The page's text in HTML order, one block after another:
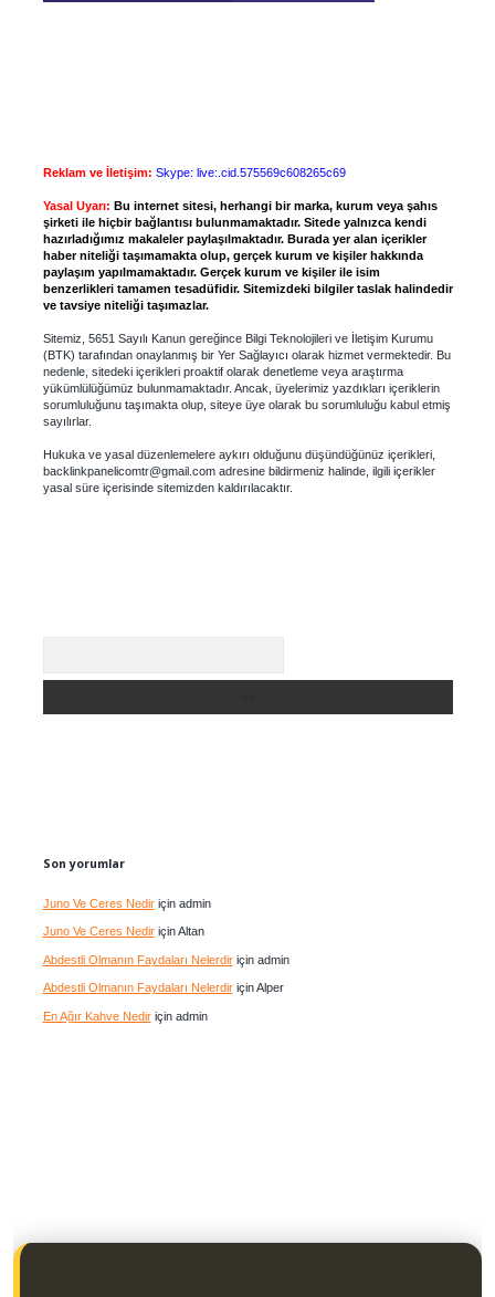
Reklam ve İletişim: Skype: live:.cid.575569c608265c69
Yasal Uyarı: Bu internet sitesi, herhangi bir marka, kurum veya şahıs
şirketi ile hiçbir bağlantısı bulunmamaktadır. Sitede yalnızca kendi
hazırladığımız makaleler paylaşılmaktadır. Burada yer alan içerikler
haber niteliği taşımamakta olup, gerçek kurum ve kişiler hakkında
paylaşım yapılmamaktadır. Gerçek kurum ve kişiler ile isim
benzerlikleri tamamen tesadüfidir. Sitemizdeki bilgiler taslak halindedir
ve tavsiye niteliği taşımazlar.
Sitemiz, 5651 Sayılı Kanun gereğince Bilgi Teknolojileri ve İletişim Kurumu
(BTK) tarafından onaylanmış bir Yer Sağlayıcı olarak hizmet vermektedir. Bu
nedenle, sitedeki içerikleri proaktif olarak denetleme veya araştırma
yükümlülüğümüz bulunmamaktadır. Ancak, üyelerimiz yazdıkları içeriklerin
sorumluluğunu taşımakta olup, siteye üye olarak bu sorumluluğu kabul etmiş
sayılırlar.
Hukuka ve yasal düzenlemelere aykırı olduğunu düşündüğünüz içerikleri,
backlinkpanelicomtr@gmail.comadresine bildirmeniz halinde, ilgili içerikler
yasal süre içerisinde sitemizden kaldırılacaktır.
Son yorumlar
Juno Ve Ceres Nediriçin admin
Juno Ve Ceres NediriçinAltan
Abdestli Olmanın Faydaları Nelerdiriçin admin
Abdestli Olmanın Faydaları NelerdiriçinAlper
En Ağır Kahve Nediriçin admin